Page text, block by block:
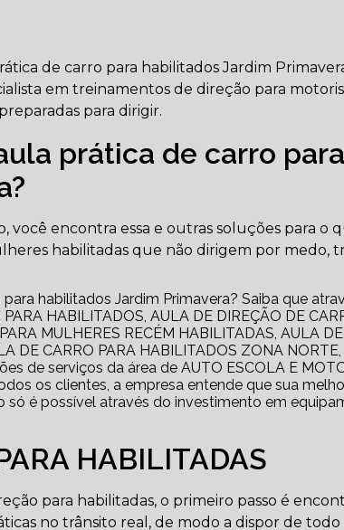
de carro para habilitados Jardim
em treinamentos de direção para
para dirigir.
prática de carro
você encontra essa e outras soluções para o
habilitadas que não dirigem por medo,
habilitados Jardim Primavera? Saiba que
HABILITADOS, AULA DE DIREÇÃO DE
MULHERES RECÉM HABILITADAS, AULA
DE CARRO PARA HABILITADOS ZONA
de serviços da área de AUTO ESCOLA E
os clientes, a empresa entende que sua
só é possível através do investimento em
HABILITADAS
para habilitadas, o primeiro passo é
no trânsito real, de modo a dispor de